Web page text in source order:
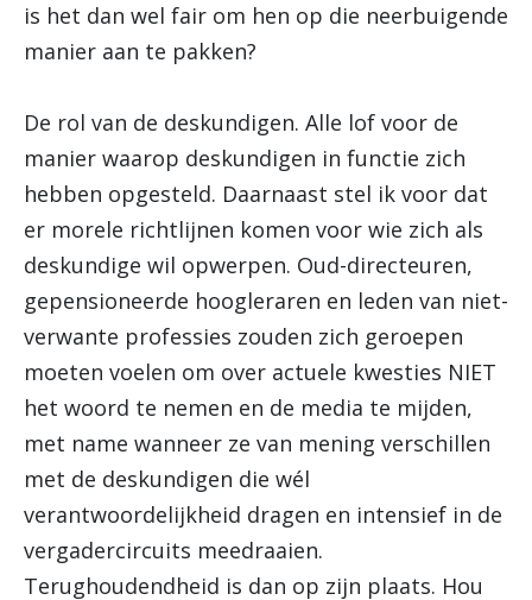
is het dan wel fair om hen op die neerbuigende
manier aan te pakken?
De rol van de deskundigen. Alle lof voor de
manier waarop deskundigen in functie zich
hebben opgesteld. Daarnaast stel ik voor dat
er morele richtlijnen komen voor wie zich als
deskundige wil opwerpen. Oud-directeuren,
gepensioneerde hoogleraren en leden van niet-
verwante professies zouden zich geroepen
moeten voelen om over actuele kwesties NIET
het woord te nemen en de media te mijden,
met name wanneer ze van mening verschillen
met de deskundigen die wél
verantwoordelijkheid dragen en intensief in de
vergadercircuits meedraaien.
Terughoudendheid is dan op zijn plaats. Hou